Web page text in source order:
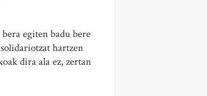
egiten badu bere
hartzen
dira ala ez, zertan